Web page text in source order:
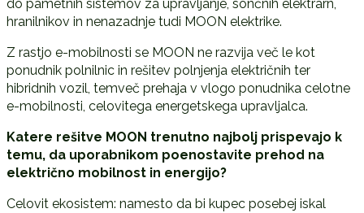
do pametnih sistemov za upravljanje, sončnih elektrarn,
hranilnikov in nenazadnje tudi MOON elektrike.
Z rastjo e-mobilnosti se MOON ne razvija več le kot
ponudnik polnilnic in rešitev polnjenja električnih ter
hibridnih vozil, temveč prehaja v vlogo ponudnika celotne
e-mobilnosti, celovitega energetskega upravljalca.
Katere rešitve MOON trenutno najbolj prispevajo k
temu, da uporabnikom poenostavite prehod na
električno mobilnost in energijo?
Celovit ekosistem: namesto da bi kupec posebej iskal